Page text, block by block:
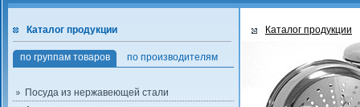
Каталог продукции
по группам товаров по производителям
Посуда из нержавеющей стали
Каталог продукции